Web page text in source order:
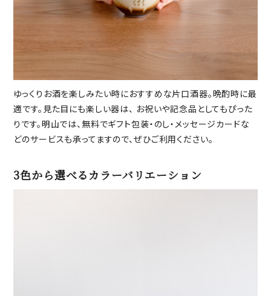
ゆっくりお酒を楽しみたい時におすすめな片口酒器。晩酌時に最
適です。見た目にも楽しい器は、 お祝いや記念品としてもぴった
りです。明山では、無料でギフト包装・のし・メッセージカードな
どのサービスも承ってますので、ぜひご利用ください。
3色から選べるカラーバリエーション